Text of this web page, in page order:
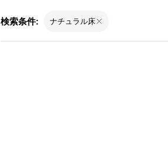
検索条件: ナチュラル床